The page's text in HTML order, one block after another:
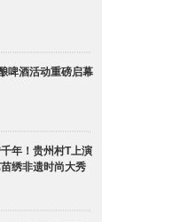
啤酒活动重磅启幕
年！贵州村T上演
绣非遗时尚大秀